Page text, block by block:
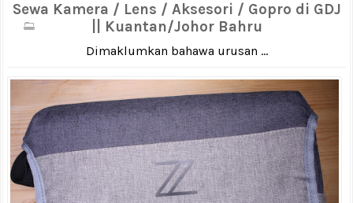
Sewa Kamera / Lens / Aksesori / Gopro di GDJ
|| Kuantan/Johor Bahru
Dimaklumkan bahawa urusan ...